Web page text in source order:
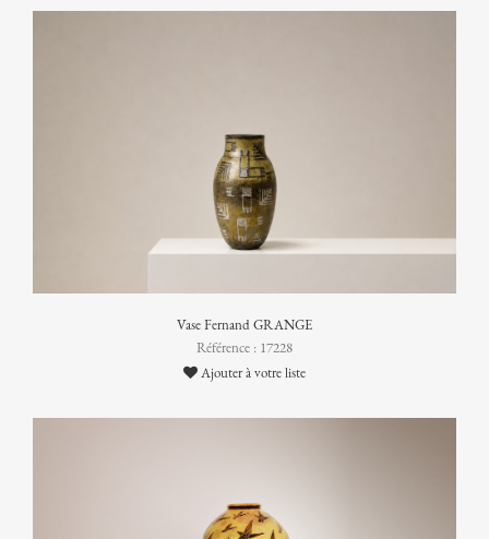
Vase Fernand GRANGE
Référence : 17228
Ajouter à votre liste